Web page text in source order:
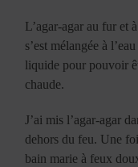
L’agar-agar au fur et
s’est mélangée à
liquide pour pouvoir
chaude.
J’ai mis l’agar-agar
dehors du feu. Une
bain marie à feux